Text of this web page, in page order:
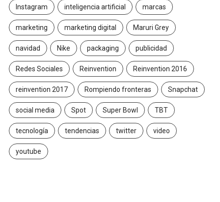
Instagram inteligencia artificial marcas
marketing marketing digital Maruri Grey
navidad Nike packaging publicidad
Redes Sociales Reinvention Reinvention 2016
reinvention 2017 Rompiendo fronteras Snapchat
social media Spot Super Bowl TBT
tecnología tendencias twitter video
youtube